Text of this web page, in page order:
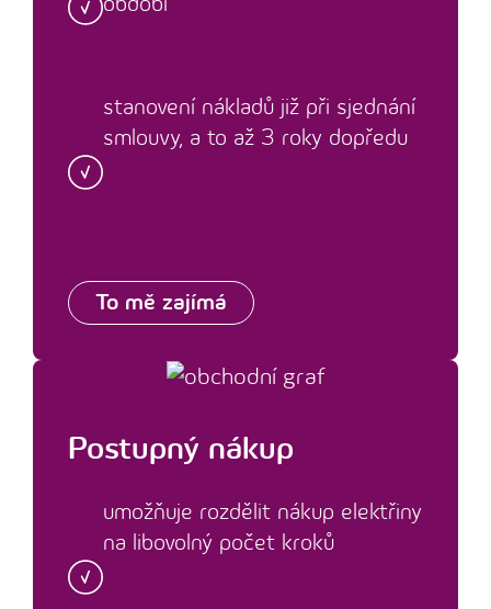
stanovení nákladů již při sjednání
smlouvy, a to až 3 roky dopředu
To mě zajímá
Postupný nákup
umožňuje rozdělit nákup elektřiny
na libovolný počet kroků